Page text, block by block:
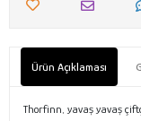
Ürün Açıklaması
Thorfinn, yavaş yavaş